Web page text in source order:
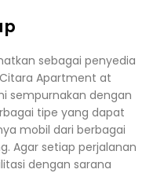
sebagai penyedia
Apartment at
sempurnakan dengan
tipe yang dapat
mobil dari berbagai
Agar setiap perjalanan
dengan sarana